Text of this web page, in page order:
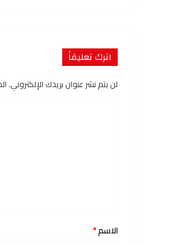
اترك تعليقاً
لن يتم نشر عنوان بريدك الإلكتروني.
*
الاسم*